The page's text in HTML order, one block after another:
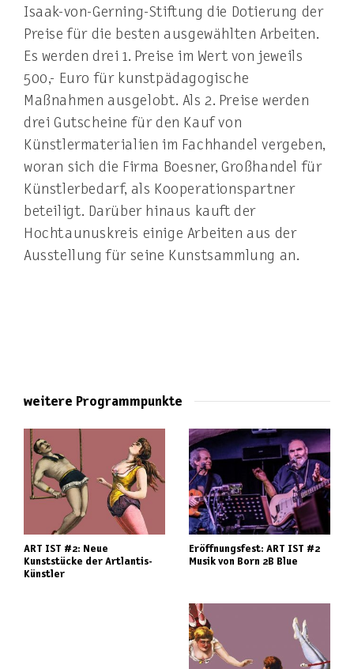
Isaak-von-Gerning-Stiftung die Dotierung der
Preise für die besten ausgewählten Arbeiten.
Es werden drei 1. Preise im Wert von jeweils
500,- Euro für kunstpädagogische
Maßnahmen ausgelobt. Als 2. Preise werden
drei Gutscheine für den Kauf von
Künstlermaterialien im Fachhandel vergeben,
woran sich die Firma Boesner, Großhandel für
Künstlerbedarf, als Kooperationspartner
beteiligt. Darüber hinaus kauft der
Hochtaunuskreis einige Arbeiten aus der
Ausstellung für seine Kunstsammlung an.
weitere Programmpunkte
ART IST #2: Neue
Kunststücke der Artlantis-
Künstler
Eröffnungsfest: ART IST #2
Musik von Born 2B Blue